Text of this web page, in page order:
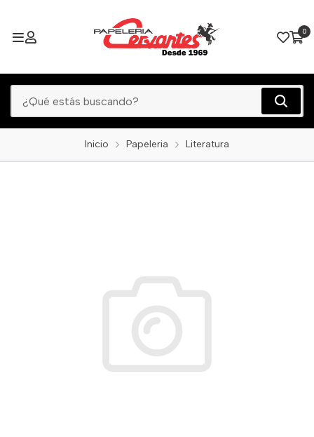
0
Inicio Papeleria Literatura